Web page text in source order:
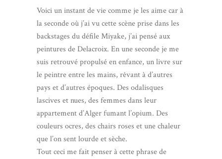
Voici un instant de vie comme je les aime car à
la seconde où j’ai vu cette scène prise dans les
backstages du défile Miyake, j’ai pensé aux
peintures de Delacroix. En une seconde je me
suis retrouvé propulsé en enfance, un livre sur
le peintre entre les mains, rêvant à d’autres
pays et d’autres époques. Des odalisques
lascives et nues, des femmes dans leur
appartement d’Alger fumant l’opium. Des
couleurs ocres, des chairs roses et une chaleur
que l’on sent lourde et sèche.
Tout ceci me fait penser à cette phrase de